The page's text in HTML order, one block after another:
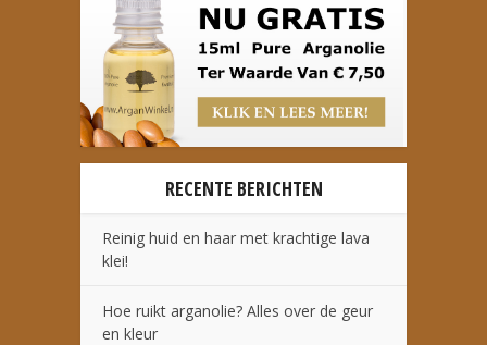
RECENTE BERICHTEN
Reinig huid en haar met krachtige lava
klei!
Hoe ruikt arganolie? Alles over de geur
en kleur